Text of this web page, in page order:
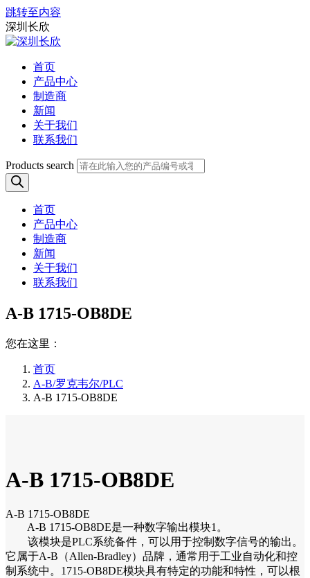
跳转至内容
深圳长欣
首页
产品中心
制造商
新闻
关于我们
联系我们
Products search
首页
产品中心
制造商
新闻
关于我们
联系我们
A-B 1715-OB8DE
您在这里：
首页
A-B/罗克韦尔/PLC
A-B 1715-OB8DE
A-B 1715-OB8DE
A-B 1715-OB8DE
A-B 1715-OB8DE是一种数字输出模块1。
该模块是PLC系统备件，可以用于控制数字信号的输出。
它属于A-B（Allen-Bradley）品牌，通常用于工业自动化和控
制系统中。1715-OB8DE模块具有特定的功能和特性，可以根